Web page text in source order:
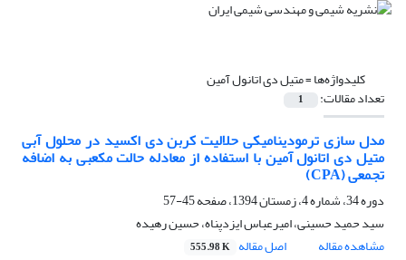
کلیدواژه‌ها =متیل دی اتانول آمین
تعداد مقالات: 1
مدل سازی ترمودینامیکی حلالیت کربن دی اکسید در محلول آبی
متیل دی اتانول آمین با استفاده از معادله حالت مکعبی به اضافه
تجمعی (CPA)
دوره 34، شماره 4، زمستان 1394، صفحه
45-57
سید حمید حسینی، امیرعباس ایزدپناه، حسین رهیده
مشاهده مقاله
اصل مقاله 555.98 K